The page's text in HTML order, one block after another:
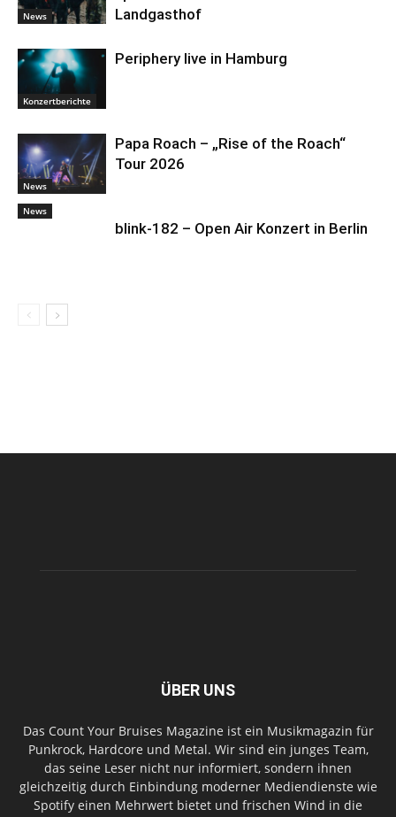
News
Landgasthof
Konzertberichte
Periphery live in Hamburg
News
Papa Roach – „Rise of the Roach“
Tour 2026
News
blink-182 – Open Air Konzert in Berlin
ÜBER UNS
Das Count Your Bruises Magazine ist ein Musikmagazin für
Punkrock, Hardcore und Metal. Wir sind ein junges Team,
das seine Leser nicht nur informiert, sondern ihnen
gleichzeitig durch Einbindung moderner Mediendienste wie
Spotify einen Mehrwert bietet und frischen Wind in die